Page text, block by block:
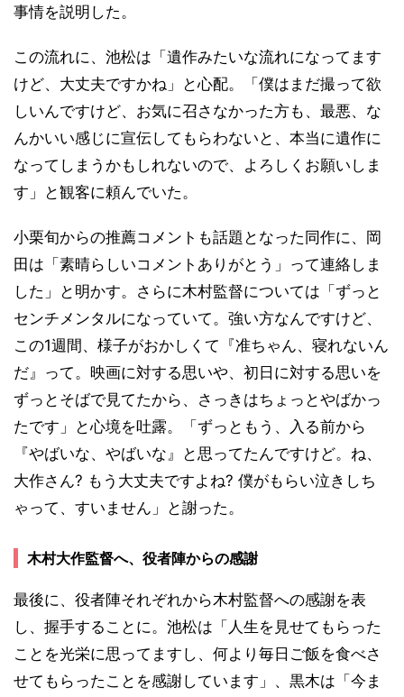
事情を説明した。
この流れに、池松は「遺作みたいな流れになってます
けど、大丈夫ですかね」と心配。「僕はまだ撮って欲
しいんですけど、お気に召さなかった方も、最悪、な
んかいい感じに宣伝してもらわないと、本当に遺作に
なってしまうかもしれないので、よろしくお願いしま
す」と観客に頼んでいた。
小栗旬からの推薦コメントも話題となった同作に、岡
田は「素晴らしいコメントありがとう」って連絡しま
した」と明かす。さらに木村監督については「ずっと
センチメンタルになっていて。強い方なんですけど、
この1週間、様子がおかしくて『准ちゃん、寝れないん
だ』って。映画に対する思いや、初日に対する思いを
ずっとそばで見てたから、さっきはちょっとやばかっ
たです」と心境を吐露。「ずっともう、入る前から
『やばいな、やばいな』と思ってたんですけど。ね、
大作さん? もう大丈夫ですよね? 僕がもらい泣きしち
ゃって、すいません」と謝った。
木村大作監督へ、役者陣からの感謝
最後に、役者陣それぞれから木村監督への感謝を表
し、握手することに。池松は「人生を見せてもらった
ことを光栄に思ってますし、何より毎日ご飯を食べさ
せてもらったことを感謝しています」、黒木は「今ま